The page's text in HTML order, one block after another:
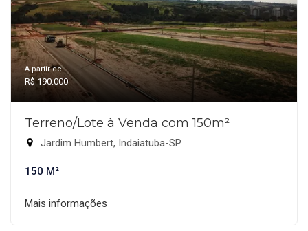
A partir de:
R$ 190.000
Terreno/Lote à Venda com 150m²
Jardim Humbert, Indaiatuba-SP
150 M²
Mais informações